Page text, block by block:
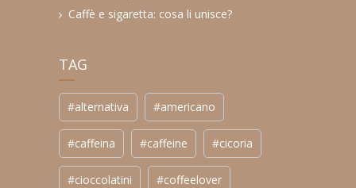
Caffè e sigaretta: cosa li unisce?
TAG
#alternativa #americano
#caffeina #caffeine #cicoria
#cioccolatini #coffeelover